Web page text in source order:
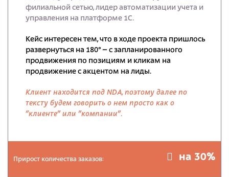
филиальной сетью, лидер автоматизации учета и
управления на платформе 1С.
Кейс интересен тем, что в ходе проекта пришлось
развернуться на 180° – с запланированного
продвижения по позициям и кликам на
продвижение с акцентом на лиды.
Клиент находится под NDA, поэтому далее по
тексту будем говорить о нем просто как о
"клиенте" или "компании".
Прирост количества заказов: на 30%